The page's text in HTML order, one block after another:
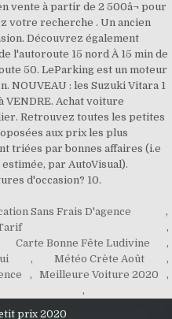
vente à partir de 2 500â¬ pour
votre recherche . Un ancien
Découvrez également
l'autoroute 15 nord À 15 min de
50. LeParking est un moteur
NOUVEAU : les Suzuki Vitara 1
VENDRE. Achat voiture
Retrouvez toutes les petites
aux prix les plus
triées par bonnes affaires (i.e
par AutoVisual).
d'occasion? 10.
Sans Frais D'agence
,
,
Carte Bonne Fête Ludivine
,
, Météo Crète Août
,
, Meilleure Voiture 2020
,
,
prix 2020